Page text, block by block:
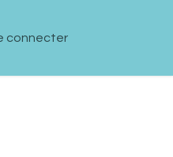
connecter